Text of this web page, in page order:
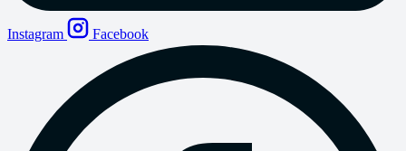
Instagram Facebook